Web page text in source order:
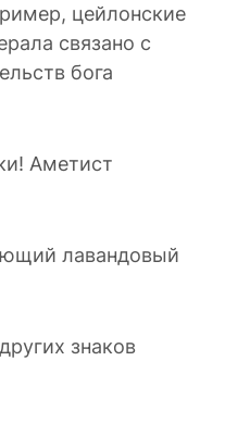
цейлонские
связано с
бога
Аметист
лавандовый
знаков